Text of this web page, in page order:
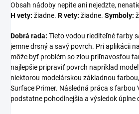
Obsah nádoby nepite ani nejedzte,
H vety: žiadne. R vety: žiadne. Symboly:
Dobrá rada: Tieto vodou riediteľné farby
jemne drsný a savý povrch. Pri aplikácii
môže byť problém so zlou priľnavosťou
najlepšie pripraviť povrch napríklad
niektorou modelárskou základnou
Surface Primer. Následná práca s farbou
podstatne pohodlnejšia a výsledok úplne